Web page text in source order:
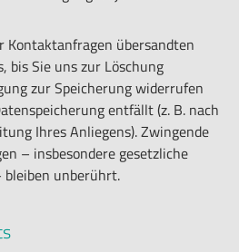
Kontaktanfragen übersandten
bis Sie uns zur Löschung
zur Speicherung widerrufen
entfällt (z. B. nach
Ihres Anliegens). Zwingende
– insbesondere gesetzliche
unberührt.